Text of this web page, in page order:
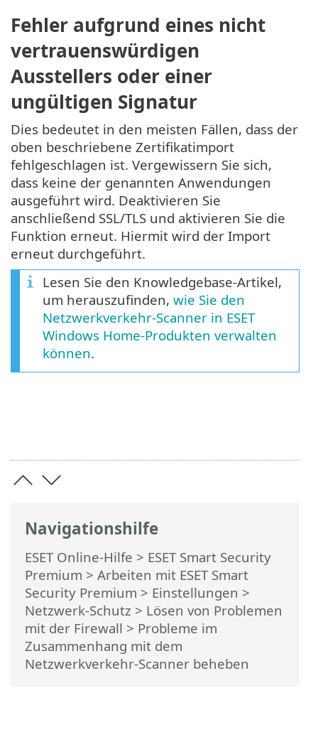
Navigationshilfe
ESET Online-Hilfe > ESET Smart Security
Premium > Arbeiten mit ESET Smart
Security Premium > Einstellungen >
Netzwerk-Schutz > Lösen von Problemen
mit der Firewall > Probleme im
Zusammenhang mit dem
Netzwerkverkehr-Scanner beheben
Fehler aufgrund eines nicht
vertrauenswürdigen
Ausstellers oder einer
ungültigen Signatur
Dies bedeutet in den meisten Fällen, dass der
oben beschriebene Zertifikatimport
fehlgeschlagen ist. Vergewissern Sie sich,
dass keine der genannten Anwendungen
ausgeführt wird. Deaktivieren Sie
anschließend SSL/TLS und aktivieren Sie die
Funktion erneut. Hiermit wird der Import
erneut durchgeführt.
Lesen Sie den Knowledgebase-Artikel,
um herauszufinden, wie Sie den
Netzwerkverkehr-Scanner in ESET
Windows Home-Produkten verwalten
können.